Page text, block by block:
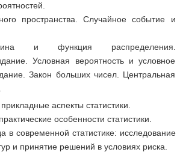
пространства. Случайное событие и
и функция распределения.
Условная вероятность и условное
Закон больших чисел. Центральная
аспекты статистики.
особенности статистики.
в современной статистике: исследование
и принятие решений в условиях риска.